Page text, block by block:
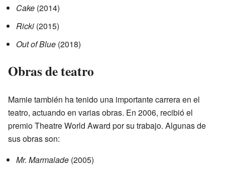
Cake (2014)
Ricki (2015)
Out of Blue (2018)
Obras de teatro
Mamie también ha tenido una importante carrera en el
teatro, actuando en varias obras. En 2006, recibió el
premio Theatre World Award por su trabajo. Algunas de
sus obras son:
Mr. Marmalade (2005)